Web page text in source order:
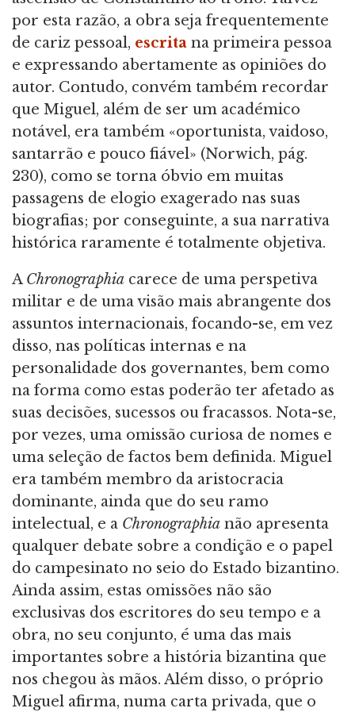
por esta razão, a obra seja frequentemente
de cariz pessoal, escrita na primeira pessoa
e expressando abertamente as opiniões do
autor. Contudo, convém também recordar
que Miguel, além de ser um académico
notável, era também «oportunista, vaidoso,
santarrão e pouco fiável» (Norwich, pág.
230), como se torna óbvio em muitas
passagens de elogio exagerado nas suas
biografias; por conseguinte, a sua narrativa
histórica raramente é totalmente objetiva.
AChronographia carece de uma perspetiva
militar e de uma visão mais abrangente dos
assuntos internacionais, focando-se, em vez
disso, nas políticas internas e na
personalidade dos governantes, bem como
na forma como estas poderão ter afetado as
suas decisões, sucessos ou fracassos. Nota-se,
por vezes, uma omissão curiosa de nomes e
uma seleção de factos bem definida. Miguel
era também membro da aristocracia
dominante, ainda que do seu ramo
intelectual, e a Chronographia não apresenta
qualquer debate sobre a condição e o papel
do campesinato no seio do Estado bizantino.
Ainda assim, estas omissões não são
exclusivas dos escritores do seu tempo e a
obra, no seu conjunto, é uma das mais
importantes sobre a história bizantina que
nos chegou às mãos. Além disso, o próprio
Miguel afirma, numa carta privada, que o